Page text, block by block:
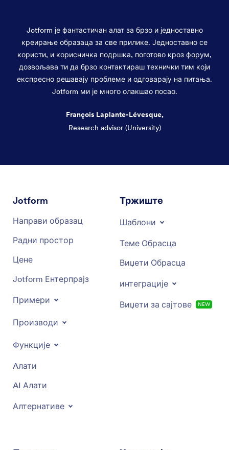
Jotform је фантастичан алат за брзо и једноставно
креирање образаца за све прилике. Једноставно се
користи, и корисничка подршка, поготово кроз форум,
дозвољава ти да брзо контактираш технички тим који
експресно решавају проблеме и одговарају на питања.
Jotform ми је много олакшао посао.
François Laplante-Lévesque,
Research advisor (University)
Jotform
Направи образац
Радни простор
Цене
Jotform Ентерпрајз
Примери
Производи
Функције
Aлати
AI Алати
Алтернативе
Тржиште
Шаблони
Теме Обрасца
Виџети Обрасца
интеграције
Виџети за сајтове NEW